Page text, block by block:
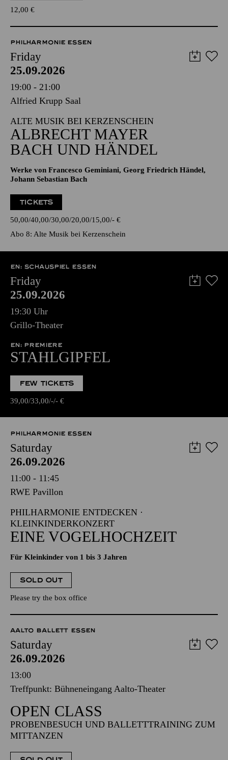
12,00 €
PHILHARMONIE ESSEN
Friday
25.09.2026
19:00 - 21:00
Alfried Krupp Saal
ALTE MUSIK BEI KERZENSCHEIN
ALBRECHT MAYER
BACH UND HÄNDEL
Werke von Francesco Geminiani, Georg Friedrich Händel,
Johann Sebastian Bach
TICKETS
50,00 40,00 30,00 20,00 15,00 - €
Abo 8: Alte Musik bei Kerzenschein
EN: SCHAUSPIEL ESSEN
Friday
25.09.2026
19:30 Uhr
Grillo-Theater
EN: PREMIERE
STAHLGIPFEL
FEW TICKETS
39,00 33,00 - - €
PHILHARMONIE ESSEN
Saturday
26.09.2026
11:00 - 11:45
RWE Pavillon
PHILHARMONIE ENTDECKEN ·
KLEINKINDERKONZERT
EINE VOGELHOCHZEIT
Für Kleinkinder von 1 bis 3 Jahren
SOLD OUT
Please try the box office
AALTO BALLETT ESSEN
Saturday
26.09.2026
13:00
Treffpunkt: Bühneneingang Aalto-Theater
OPEN CLASS
PROBENBESUCH UND BALLETTTRAINING ZUM
MITTANZEN